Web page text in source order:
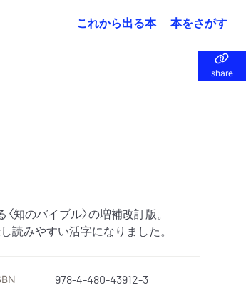
これから出る本 本をさがす
share
share
知のバイブル〉の増補改訂版。
読みやすい活字になりました。
978-4-480-43912-3